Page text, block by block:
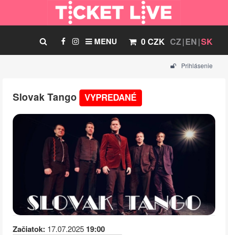
CZ EN SK
0 CZK
MENU
Prihlásenie
Slovak Tango VYPREDANÉ
Začiatok: 17.07.2025 19:00